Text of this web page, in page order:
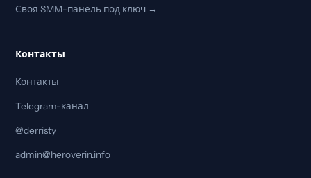
Своя SMM-панель под ключ →
Контакты
Контакты
Telegram-канал
@derristy
admin@heroverin.info